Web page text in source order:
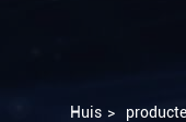
Huis >